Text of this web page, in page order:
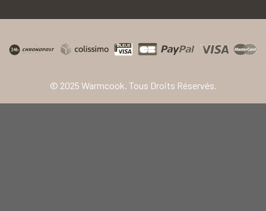
© 2025 Warmcook. Tous Droits Réservés.